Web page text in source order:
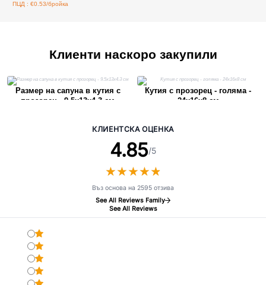
ПЦД : €0.53/бройка
Клиенти наскоро закупили
Размер на сапуна в кутия с
прозорец - 9.5x13x4.3 см
Кутия с прозорец - голяма -
24х16х8 см
КЛИЕНТСКА ОЦЕНКА
4.85/5
★★★★★
★★★★★
Въз основа на 2595 отзива
See All Reviews Family
See All Reviews